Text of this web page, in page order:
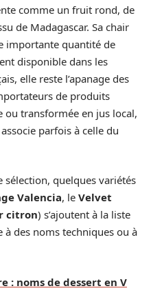
comme un fruit rond, de
de Madagascar. Sa chair
importante quantité de
disponible dans les
elle reste l’apanage des
de produits
ou transformée en jus local,
parfois à celle du
quelques variétés
Valencia, le Velvet
citron) s’ajoutent à la liste
à des noms techniques ou à
: noms de dessert en V